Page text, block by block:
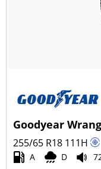
Pkw (2)
Transporter (0)
Wohnmobil
Goodyear
255/65 R18 111H
A D